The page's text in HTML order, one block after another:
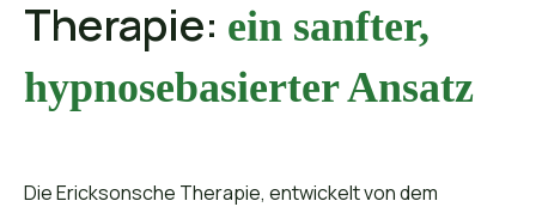
Therapie: ein sanfter,
hypnosebasierter Ansatz
Die Ericksonsche Therapie, entwickelt von dem